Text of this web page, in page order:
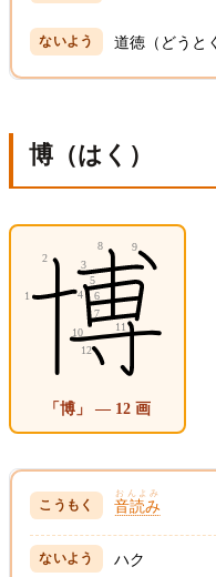
道徳（どうと
博（はく）
「博」 — 12 画
音読み
おんよみ
ハク